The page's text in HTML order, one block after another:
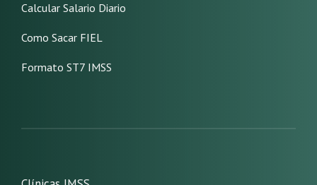
Calcular Salario Diario
Como Sacar FIEL
Formato ST7 IMSS